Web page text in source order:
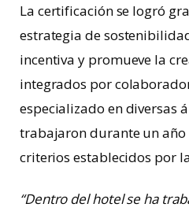
La certificación se logró
estrategia de
incentiva y promueve la
integrados por
especializado en diversas
trabajaron durante un
criterios establecidos por
“Dentro del hotel se ha